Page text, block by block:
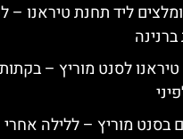
ליד תחנת טיראנו –
טיראנו לסנט מוריץ –
בסנט מוריץ – ללילה